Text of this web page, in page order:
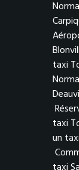
taxi
taxi
un